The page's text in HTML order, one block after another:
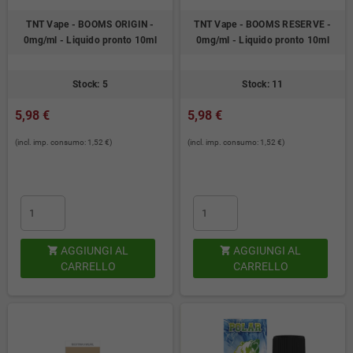
TNT Vape - BOOMS ORIGIN -
0mg/ml - Liquido pronto 10ml
Stock: 5
5,98 €
(incl. imp. consumo: 1,52 €)
 AGGIUNGI AL
CARRELLO
TNT Vape - BOOMS RESERVE -
0mg/ml - Liquido pronto 10ml
Stock: 11
5,98 €
(incl. imp. consumo: 1,52 €)
 AGGIUNGI AL
CARRELLO